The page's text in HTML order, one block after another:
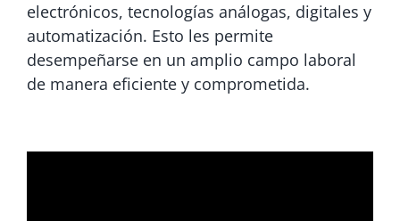
electrónicos, tecnologías análogas, digitales y
automatización. Esto les permite
desempeñarse en un amplio campo laboral
de manera eficiente y comprometida.